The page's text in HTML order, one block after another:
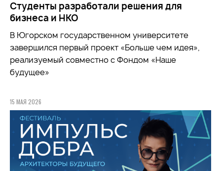
Студенты разработали решения для
бизнеса и НКО
В Югорском государственном университете
завершился первый проект «Больше чем идея»,
реализуемый совместно с Фондом «Наше
будущее»
15 МАЯ 2026